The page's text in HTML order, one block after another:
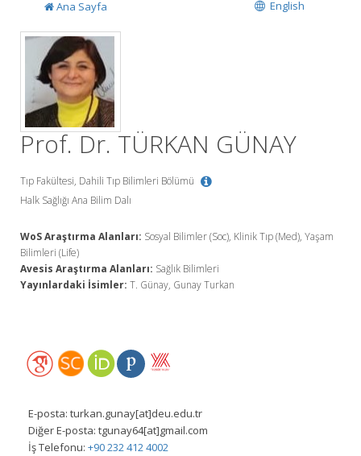
English
Ana Sayfa
Prof. Dr. TÜRKAN GÜNAY
Tıp Fakültesi, Dahili Tıp Bilimleri Bölümü
Halk Sağlığı Ana Bilim Dalı
WoS Araştırma Alanları: Sosyal Bilimler (Soc), Klinik Tıp (Med), Yaşam
Bilimleri (Life)
Avesis Araştırma Alanları: Sağlık Bilimleri
Yayınlardaki İsimler: T. Günay, Gunay Turkan
E-posta: turkan.gunay[at]deu.edu.tr
Diğer E-posta: tgunay64[at]gmail.com
İş Telefonu: +90 232 412 4002